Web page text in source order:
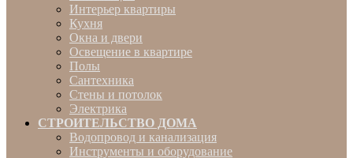
Интерьер квартиры
Кухня
Окна и двери
Освещение в квартире
Полы
Сантехника
Стены и потолок
Электрика
СТРОИТЕЛЬСТВО ДОМА
Водопровод и канализация
Инструменты и оборудование